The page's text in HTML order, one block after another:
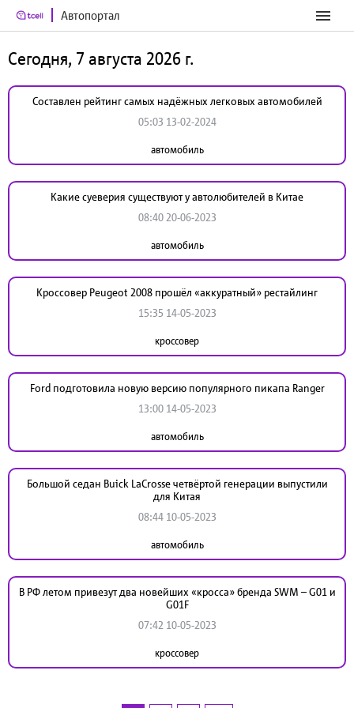
Автопортал
Сегодня, 7 августа 2026 г.
Составлен рейтинг самых надёжных легковых автомобилей
05:03 13-02-2024
автомобиль
Какие суеверия существуют у автолюбителей в Китае
08:40 20-06-2023
автомобиль
Кроссовер Peugeot 2008 прошёл «аккуратный» рестайлинг
15:35 14-05-2023
кроссовер
Ford подготовила новую версию популярного пикапа Ranger
13:00 14-05-2023
автомобиль
Большой седан Buick LaCrosse четвёртой генерации выпустили
для Китая
08:44 10-05-2023
автомобиль
В РФ летом привезут два новейших «кросса» бренда SWM – G01 и
G01F
07:42 10-05-2023
кроссовер